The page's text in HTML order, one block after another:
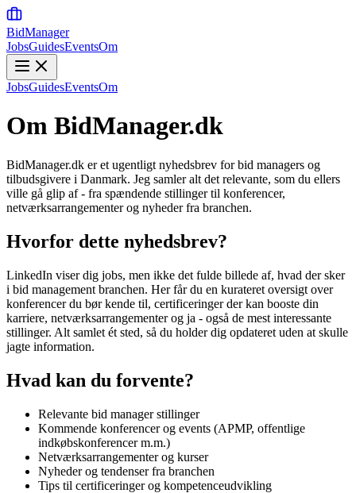
BidManager
JobsGuidesEventsOm
JobsGuidesEventsOm
Om BidManager.dk
BidManager.dk er et ugentligt nyhedsbrev for bid managers og
tilbudsgivere i Danmark. Jeg samler alt det relevante, som du ellers
ville gå glip af - fra spændende stillinger til konferencer,
netværksarrangementer og nyheder fra branchen.
Hvorfor dette nyhedsbrev?
LinkedIn viser dig jobs, men ikke det fulde billede af, hvad der sker
i bid management branchen. Her får du en kurateret oversigt over
konferencer du bør kende til, certificeringer der kan booste din
karriere, netværksarrangementer og ja - også de mest interessante
stillinger. Alt samlet ét sted, så du holder dig opdateret uden at skulle
jagte information.
Hvad kan du forvente?
Relevante bid manager stillinger
Kommende konferencer og events (APMP, offentlige
indkøbskonferencer m.m.)
Netværksarrangementer og kurser
Nyheder og tendenser fra branchen
Tips til certificeringer og kompetenceudvikling